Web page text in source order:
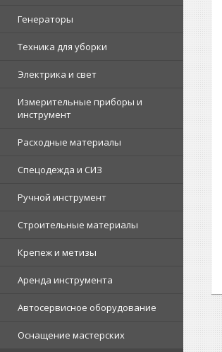
Генераторы
Техника для уборки
Электрика и свет
Измерительные приборы и
инструмент
Расходные материалы
Спецодежда и СИЗ
Ручной инструмент
Строительные материалы
Крепеж и метизы
Аренда инструмента
Автосервисное оборудование
Оснащение мастерских